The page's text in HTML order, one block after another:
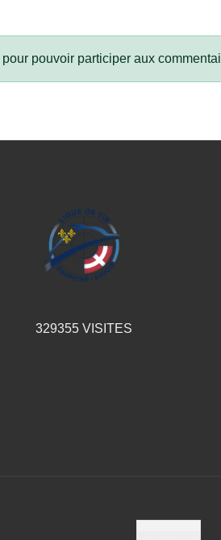
pour pouvoir participer aux
329355 VISITES